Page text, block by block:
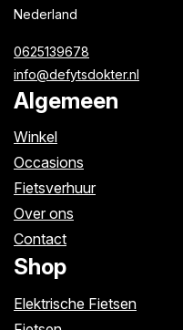
Nederland
0625139678
info@defytsdokter.nl
Algemeen
Winkel
Occasions
Fietsverhuur
Over ons
Contact
Shop
Elektrische Fietsen